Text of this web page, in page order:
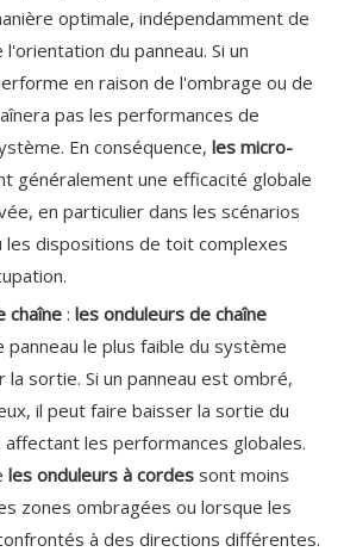
optimale, indépendamment de
du panneau. Si un
en raison de l'ombrage ou de
pas les performances de
En conséquence, les micro-
généralement une efficacité globale
en particulier dans les scénarios
les dispositions de toit complexes
chaîne : les onduleurs de chaîne
panneau le plus faible du système
sortie. Si un panneau est ombré,
il peut faire baisser la sortie du
les performances globales.
les onduleurs à cordes sont moins
zones ombragées ou lorsque les
à des directions différentes.